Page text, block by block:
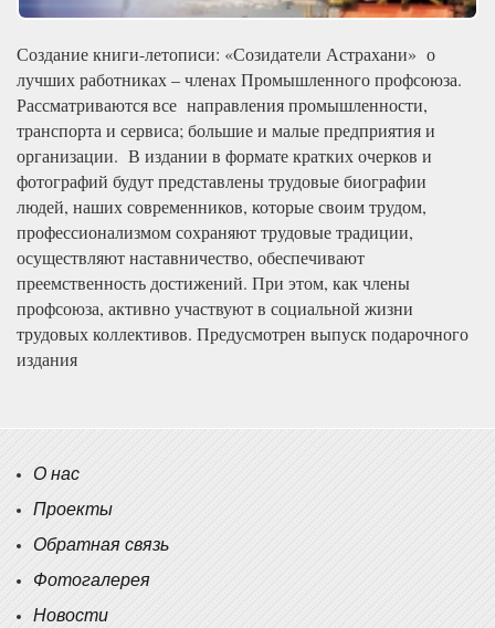
Создание книги-летописи: «Созидатели Астрахани» о
лучших работниках – членах Промышленного профсоюза.
Рассматриваются все направления промышленности,
транспорта и сервиса; большие и малые предприятия и
организации. В издании в формате кратких очерков и
фотографий будут представлены трудовые биографии
людей, наших современников, которые своим трудом,
профессионализмом сохраняют трудовые традиции,
осуществляют наставничество, обеспечивают
преемственность достижений. При этом, как члены
профсоюза, активно участвуют в социальной жизни
трудовых коллективов. Предусмотрен выпуск подарочного
издания
О нас
Проекты
Обратная связь
Фотогалерея
Новости